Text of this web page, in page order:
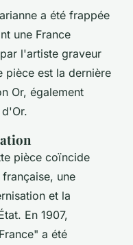
a été frappée
une France
l'artiste graveur
pièce est la dernière
Or, également
pièce coïncide
une
et la
En 1907,
a été